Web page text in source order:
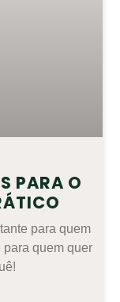
PARA O
para quem
quem quer